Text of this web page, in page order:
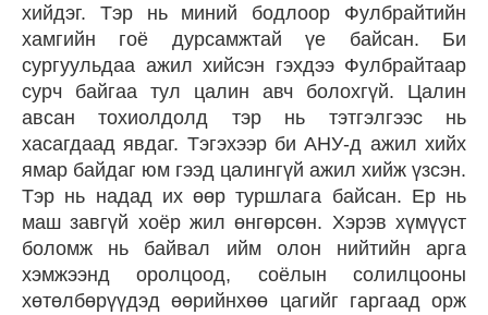
хийдэг. Тэр нь миний бодлоор Фулбрайтийн
хамгийн гоё дурсамжтай үе байсан. Би
сургуульдаа ажил хийсэн гэхдээ Фулбрайтаар
сурч байгаа тул цалин авч болохгүй. Цалин
авсан тохиолдолд тэр нь тэтгэлгээс нь
хасагдаад явдаг. Тэгэхээр би АНУ-д ажил хийх
ямар байдаг юм гээд цалингүй ажил хийж үзсэн.
Тэр нь надад их өөр туршлага байсан. Ер нь
маш завгүй хоёр жил өнгөрсөн. Хэрэв хүмүүст
боломж нь байвал ийм олон нийтийн арга
хэмжээнд оролцоод, соёлын солилцооны
хөтөлбөрүүдэд өөрийнхөө цагийг гаргаад орж